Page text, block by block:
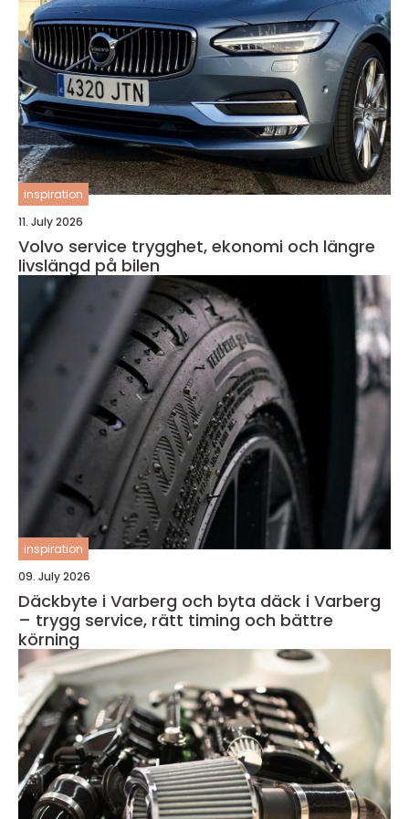
inspiration
11. July 2026
Volvo service trygghet, ekonomi och längre
livslängd på bilen
inspiration
09. July 2026
Däckbyte i Varberg och byta däck i Varberg
– trygg service, rätt timing och bättre
körning